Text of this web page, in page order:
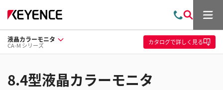
問
い
合
わ
索
メ
ュ
ー
液晶カラーモニタ
CA-M シリーズ カタログで詳しく見る
8.4型液晶カラーモニタ